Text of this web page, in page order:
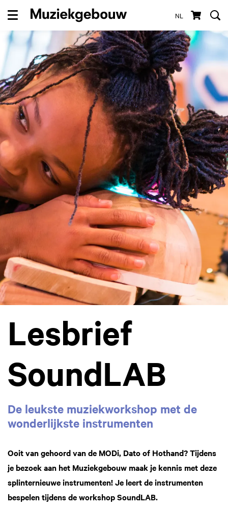
NL
Menu
Lesbrief
SoundLAB
De leukste muziekworkshop met de
wonderlijkste instrumenten
Ooit van gehoord van de MODi, Dato of Hothand? Tijdens
je bezoek aan het Muziekgebouw maak je kennis met deze
splinternieuwe instrumenten! Je leert de instrumenten
bespelen tijdens de workshop SoundLAB.